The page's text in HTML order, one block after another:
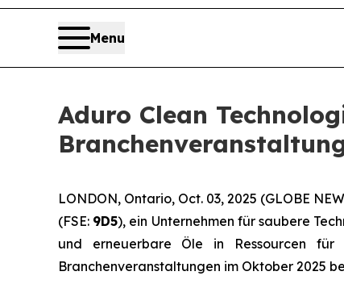
Menu
Aduro Clean
LONDON, Ontario, Oct. 03, 2025 (GLOBE
(FSE: 9D5), ein Unternehmen für saubere
und erneuerbare Öle in Ressourcen
Branchenveranstaltungen im Oktober 2025